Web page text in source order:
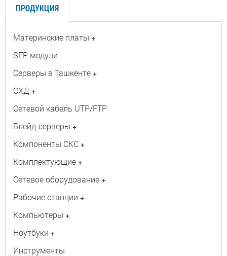
ПРОДУКЦИЯ
Материнские платы +
SFP модули
Серверы в Ташкенте +
СХД +
Сетевой кабель UTP/FTP
Блейд-серверы +
Компоненты СКС +
Комплектующие +
Сетевое оборудование +
Рабочие станции +
Компьютеры +
Ноутбуки +
Инструменты